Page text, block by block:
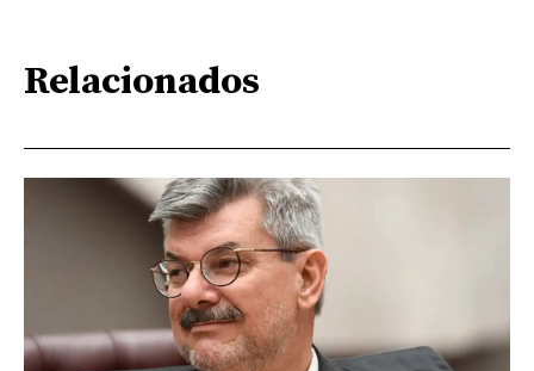
Relacionados